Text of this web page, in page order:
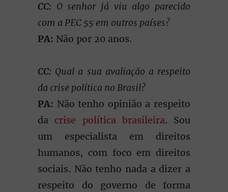
CC: O senhor já viu algo parecido
com a PEC 55 em outros países?
PA: Não por 20 anos.
CC: Qual a sua avaliação a respeito
da crise política no Brasil?
PA: Não tenho opinião a respeito
da crise política brasileira. Sou
um especialista em direitos
humanos, com foco em direitos
sociais. Não tenho nada a dizer a
respeito do governo de forma